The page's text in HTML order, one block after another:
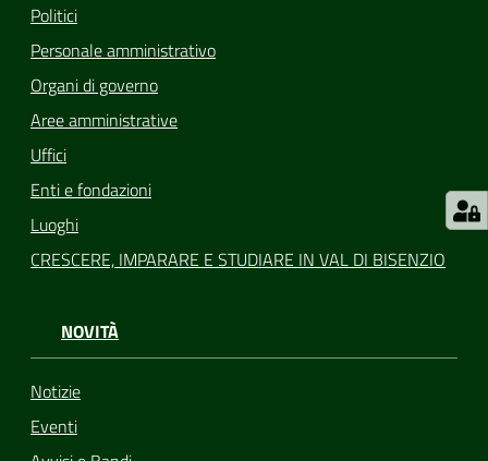
Politici
Personale amministrativo
Organi di governo
Aree amministrative
Uffici
Enti e fondazioni
Luoghi
CRESCERE, IMPARARE E STUDIARE IN VAL DI BISENZIO
NOVITÀ
Notizie
Eventi